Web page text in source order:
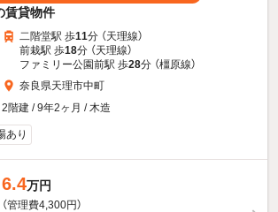
賃貸物件
二階堂駅 歩11分 （天理線）
前栽駅 歩18分 （天理線）
ファミリー公園前駅 歩28分 （橿原線）
奈良県天理市中町
2階建 / 9年2ヶ月 / 木造
あり
6.4万円
（管理費4,300円）